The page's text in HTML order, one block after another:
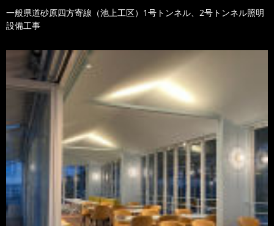
一般県道砂原四方寄線（池上工区）1号トンネル、2号トンネル照明
設備工事